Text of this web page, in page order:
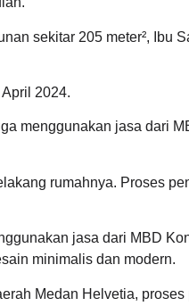
sekitar 205 meter², Ibu
2024.
menggunakan jasa dari
rumahnya. Proses
jasa dari MBD
minimalis dan modern.
Medan Helvetia,